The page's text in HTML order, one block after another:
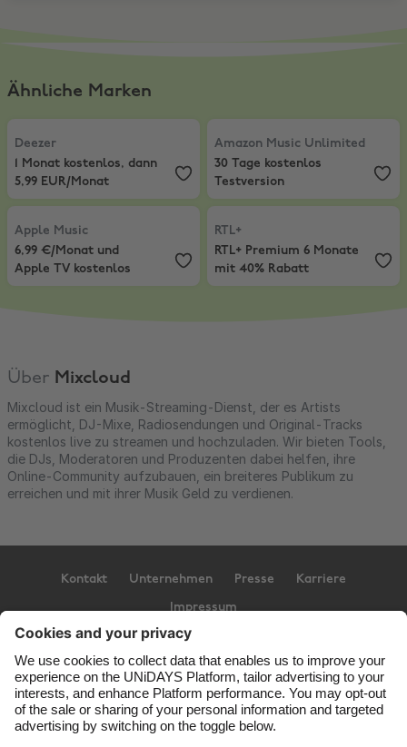
Ähnliche Marken
Deezer
1 Monat kostenlos, dann 5,99 EUR/Monat
Deezer
1 Monat kostenlos, dann
5,99 EUR/Monat
Amazon Music Unlimited
30
Amazon Music Unlimited
30 Tage kostenlos
Testversion
Apple Music
6,99 €/Monat und Apple TV kostenlos
Apple Music
6,99 €/Monat und
Apple TV kostenlos
RTL+
RTL+ Premium 6 Monate
RTL+
RTL+ Premium 6 Monate
mit 40% Rabatt
Über Mixcloud
Mixcloud ist ein Musik-Streaming-Dienst, der es Artists
ermöglicht, DJ-Mixe, Radiosendungen und Original-Tracks
kostenlos live zu streamen und hochzuladen. Wir bieten Tools,
die DJs, Moderatoren und Produzenten dabei helfen, ihre
Online-Community aufzubauen, ein breiteres Publikum zu
erreichen und mit ihrer Musik Geld zu verdienen.
Kontakt Unternehmen Presse Karriere
Impressum